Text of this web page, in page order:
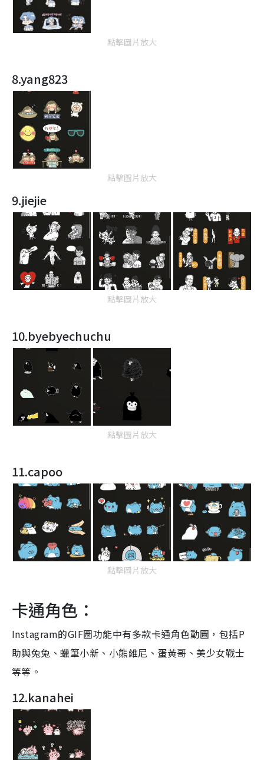
點擊圖片放大
8.yang823
點擊圖片放大
9.jiejie
點擊圖片放大
10.byebyechuchu
點擊圖片放大
11.capoo
點擊圖片放大
卡通角色：
Instagram的GIF圖功能中有多款卡通角色動圖，包括P
助與兔兔、蠟筆小新、小熊維尼、蛋黃哥、美少女戰士
等等。
12.kanahei